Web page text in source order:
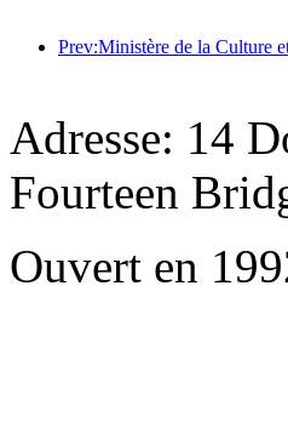
Adresse: 14
Fourteen
Ouvert en